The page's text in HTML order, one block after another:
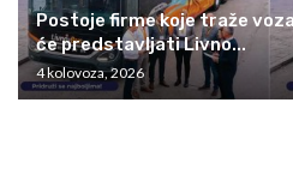
Postoje firme koje traže
će predstavljati Livno...
4 kolovoza, 2026